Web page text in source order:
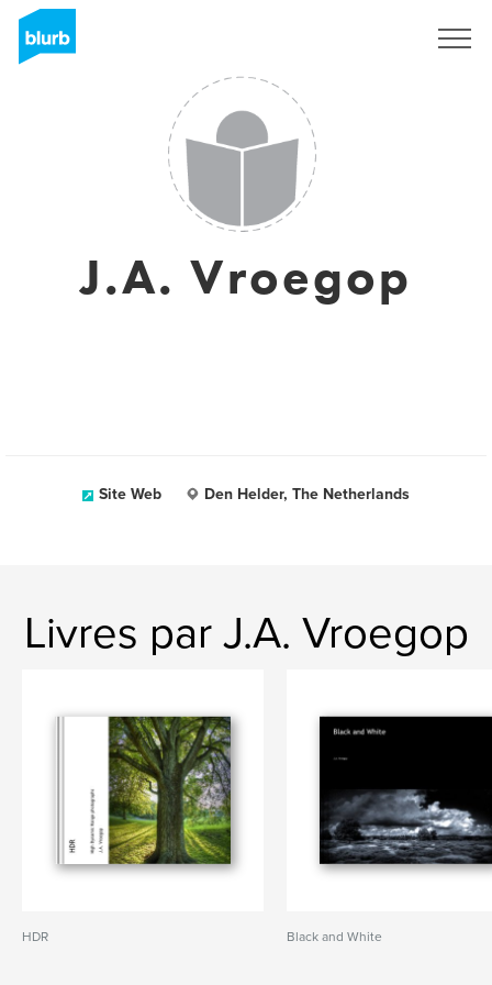
J.A. Vroegop
Site Web Den Helder, The Netherlands
Livres par J.A. Vroegop
HDR Black and White